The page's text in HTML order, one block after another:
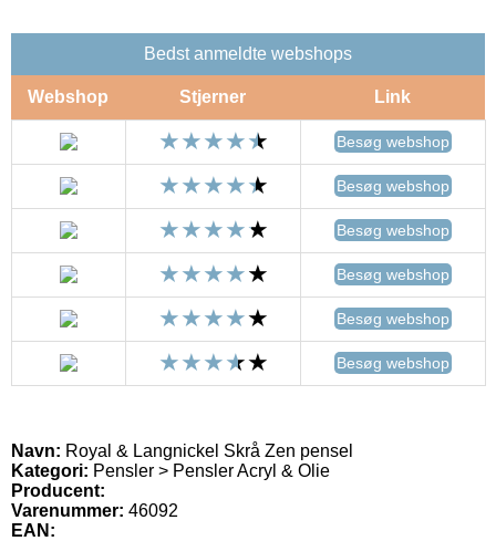
Bedst anmeldte webshops
Webshop Stjerner Link
Besøg webshop
Besøg webshop
Besøg webshop
Besøg webshop
Besøg webshop
Besøg webshop
Navn: Royal & Langnickel Skrå Zen pensel
Kategori: Pensler > Pensler Acryl & Olie
Producent:
Varenummer: 46092
EAN: